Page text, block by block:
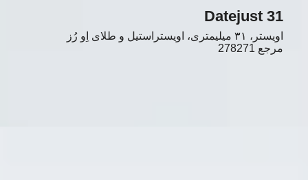
Datejust 31
اویستر، ۳۱ میلیمتری، اویستراستیل و طلای اِو رُز
مرجع 278271